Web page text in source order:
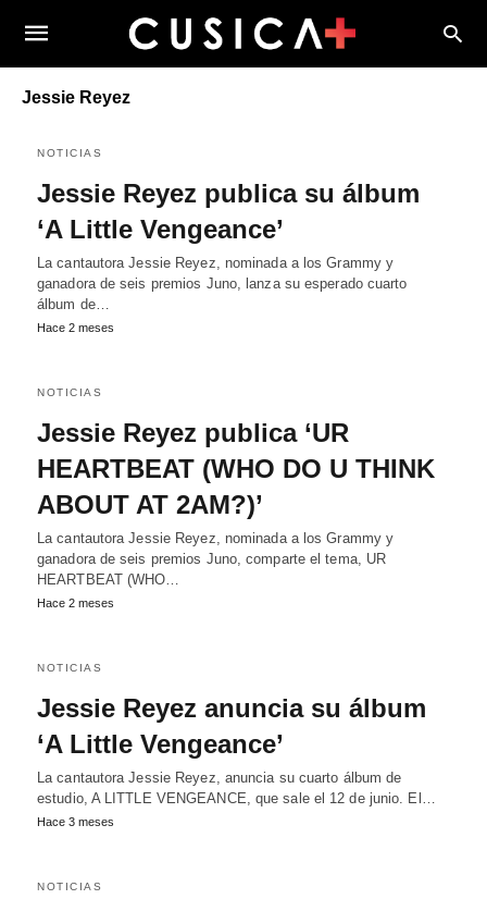
Jessie Reyez
NOTICIAS
Jessie Reyez publica su álbum
‘A Little Vengeance’
La cantautora Jessie Reyez, nominada a los Grammy y
ganadora de seis premios Juno, lanza su esperado cuarto
álbum de…
Hace 2 meses
NOTICIAS
Jessie Reyez publica ‘UR
HEARTBEAT (WHO DO U THINK
ABOUT AT 2AM?)’
La cantautora Jessie Reyez, nominada a los Grammy y
ganadora de seis premios Juno, comparte el tema, UR
HEARTBEAT (WHO…
Hace 2 meses
NOTICIAS
Jessie Reyez anuncia su álbum
‘A Little Vengeance’
La cantautora Jessie Reyez, anuncia su cuarto álbum de
estudio, A LITTLE VENGEANCE, que sale el 12 de junio. El…
Hace 3 meses
NOTICIAS